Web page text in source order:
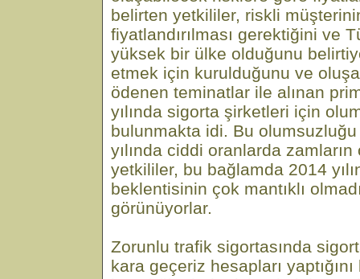
belirten yetkililer, riskli
fiyatlandırılması gerektiğini ve
yüksek bir ülke olduğunu
etmek için kurulduğunu ve
ödenen teminatlar ile alınan
yılında sigorta şirketleri için
bulunmakta idi. Bu
yılında ciddi oranlarda
yetkililer, bu bağlamda 2014
beklentisinin çok mantıklı
görünüyorlar.
Zorunlu trafik sigortasında
kara geçeriz hesapları